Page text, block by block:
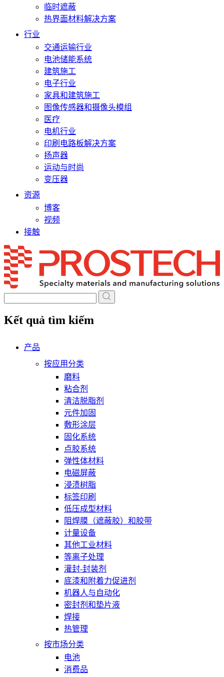
临时遮蔽
热界面材料解决方案
行业
交通运输行业
电池储能系统
建筑施工
电子行业
家具和建筑施工
图像传感器和摄像头模组
医疗
电机行业
印刷电路板解决方案
扬声器
运动与时尚
变压器
资源
博客
视频
接触
Skip
to
content
Kết quả tìm kiếm
产品
按应用分类
磨料
粘合剂
清洁脱脂剂
元件加固
敷形涂层
固化系统
点胶系统
弹性体材料
电磁屏蔽
浸渍树脂
标签印刷
低压成型材料
阻焊膜（遮蔽胶）和胶带
计量设备
其他工业材料
等离子处理
灌封-封装剂
底漆和附着力促进剂
机器人与自动化
密封剂和垫片液
焊接
热管理
按市场分类
电池
消费品